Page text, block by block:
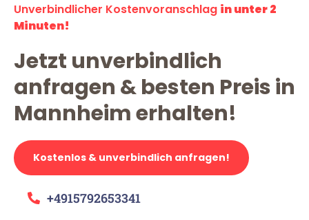
Unverbindlicher Kostenvoranschlag in unter 2
Minuten!
Jetzt unverbindlich
anfragen & besten Preis in
Mannheim erhalten!
Kostenlos & unverbindlich anfragen!
+4915792653341